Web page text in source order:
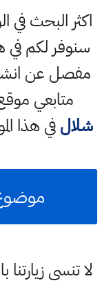
اكثر البحث في
سنوفر لكم
مفصل عن
متابعي
شلالفي هذا
لا تنسى